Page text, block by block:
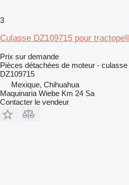
3
Culasse DZ109715 pour
Prix sur demande
Pièces détachées de moteur - culasse
DZ109715
Mexique, Chihuahua
Maquinaria Wiebe Km 24 Sa
Contacter le vendeur